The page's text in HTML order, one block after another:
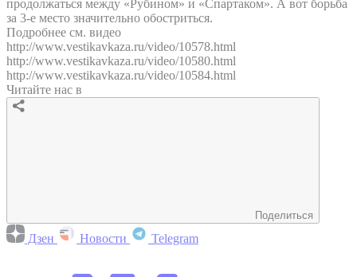
продолжаться между «Рубином» и «Спартаком». А вот борьба
за 3-е место значительно обостриться.
Подробнее см. видео
http://www.vestikavkaza.ru/video/10578.html
http://www.vestikavkaza.ru/video/10580.html
http://www.vestikavkaza.ru/video/10584.html
Читайте нас в
Поделиться
Дзен Новости Telegram